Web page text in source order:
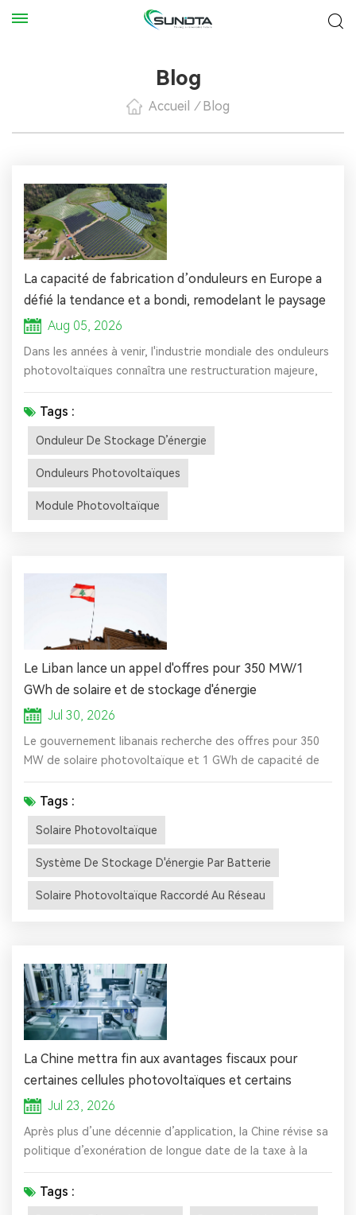
Blog
Accueil / Blog
La capacité de fabrication d’onduleurs en Europe a
défié la tendance et a bondi, remodelant le paysage
mondial de la fabrication photovoltaïque.
Aug 05, 2026
Dans les années à venir, l'industrie mondiale des onduleurs
photovoltaïques connaîtra une restructuration majeure,
reflétant une profonde redistribution du paysage
manufacturier mondial. Bien que le marché puisse
connaître des ajustements à court terme, la localisation
des chaînes d'approvisionnement et le déplacement des
capacités de production à l'étranger sont des tendances
inévitables. Les m...
Tags :
Onduleur De Stockage D’énergie
Onduleurs Photovoltaïques
Module Photovoltaïque
Le Liban lance un appel d'offres pour 350 MW/1
GWh de solaire et de stockage d'énergie
Jul 30, 2026
Le gouvernement libanais recherche des offres pour 350
MW de solaire photovoltaïque et 1 GWh de capacité de
système de stockage d'énergie par batterie (BESS).
L'Autorité de régulation de l'électricité du Liban (ERA) a
lancé un appel à manifestation d'intérêt (EOI) sollicitant
jusqu'à cinq projets solaires photovoltaïques raccordés au
réseau totalisant une capacité combinée de 350 MW,
associés à ...
Tags :
Solaire Photovoltaïque
Système De Stockage D'énergie Par Batterie
Solaire Photovoltaïque Raccordé Au Réseau
La Chine mettra fin aux avantages fiscaux pour
certaines cellules photovoltaïques et certains
produits de batteries
Jul 23, 2026
Après plus d’une décennie d’application, la Chine révise sa
politique d’exonération de longue date de la taxe à la
consommation pour les cellules photovoltaïques et une
gamme de produits de batteries. Le ministère des
Finances, l’Administration générale des douanes et
Tags :